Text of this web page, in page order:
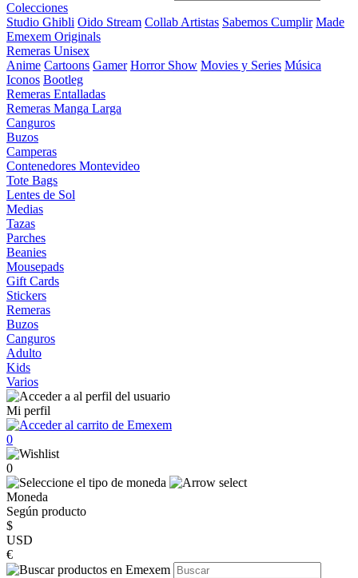
Colecciones
Studio Ghibli Oido Stream Collab Artistas Sabemos Cumplir Made
Emexem Originals
Remeras Unisex
Anime Cartoons Gamer Horror Show Movies y Series Música
Iconos Bootleg
Remeras Entalladas
Remeras Manga Larga
Canguros
Buzos
Camperas
Contenedores Montevideo
Tote Bags
Lentes de Sol
Medias
Tazas
Parches
Beanies
Mousepads
Gift Cards
Stickers
Remeras
Buzos
Canguros
Adulto
Kids
Varios
Mi perfil
0
0
Moneda
Según producto
$
USD
€